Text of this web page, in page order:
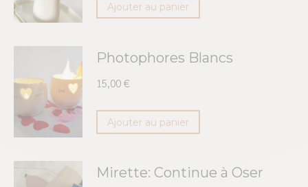
Ajouter au panier
Photophores Blancs
15,00 €
Ajouter au panier
Mirette: Continue à Oser